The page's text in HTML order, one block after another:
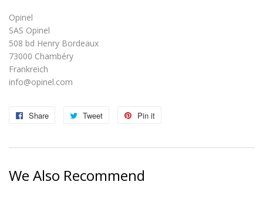
Opinel
SAS Opinel
508 bd Henry Bordeaux
73000 Chambéry
Frankreich
info@opinel.com
Share
Share
Facebook
Tweet
Tweet
Twitter
Pin it
Pinterest
We Also Recommend